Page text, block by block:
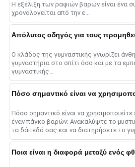
Η εξέλιξη των ραφιών βαρών είναι ένα
χρονολογείται από την ε...
Ο κλάδος της γυμναστικής γνωρίζει
γυμναστήρια στο σπίτι όσο και με τα
γυμναστικής...
Πόσο σημαντικό είναι να
έναν πάγκο βαρών; Ανακαλύψτε το
τα δάπεδά σας και να διατηρήσετε το
πεντακάθαρο....